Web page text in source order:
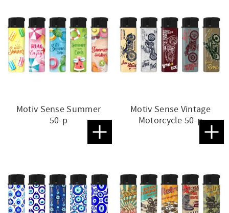
Motiv Sense Summer
50-p
Lägg till i favoriter
Motiv Sense Vintage
Motorcycle 50-p